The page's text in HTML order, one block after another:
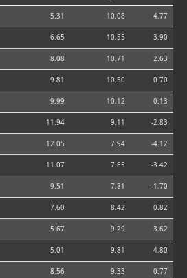
5.31 10.08 4.77
6.65 10.55 3.90
8.08 10.71 2.63
9.81 10.50 0.70
9.99 10.12 0.13
11.94 9.11 -2.83
12.05 7.94 -4.12
11.07 7.65 -3.42
9.51 7.81 -1.70
7.60 8.42 0.82
5.67 9.29 3.62
5.01 9.81 4.80
8.56 9.33 0.77